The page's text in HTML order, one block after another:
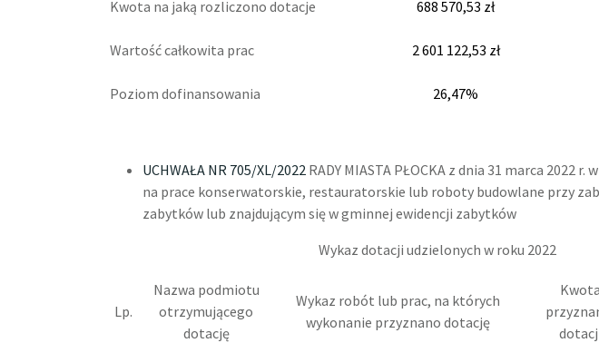
Kwota na jaką rozliczono dotacje 688 570,53 zł
Wartość całkowita prac 2 601 122,53 zł
Poziom dofinansowania 26,47%
UCHWAŁA NR 705/XL/2022 RADY MIASTA PŁOCKA z dnia 31 marca 2022
na prace konserwatorskie, restauratorskie lub roboty budowlane przy
zabytków lub znajdującym się w gminnej ewidencji zabytków
Wykaz dotacji udzielonych w roku 2022
Lp.
Nazwa podmiotu
otrzymującego
dotację
Wykaz robót lub prac, na których
wykonanie przyznano dotację
Kwota